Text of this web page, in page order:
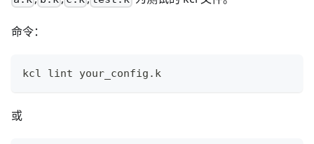
命令：
kcl lint your_config.k
或